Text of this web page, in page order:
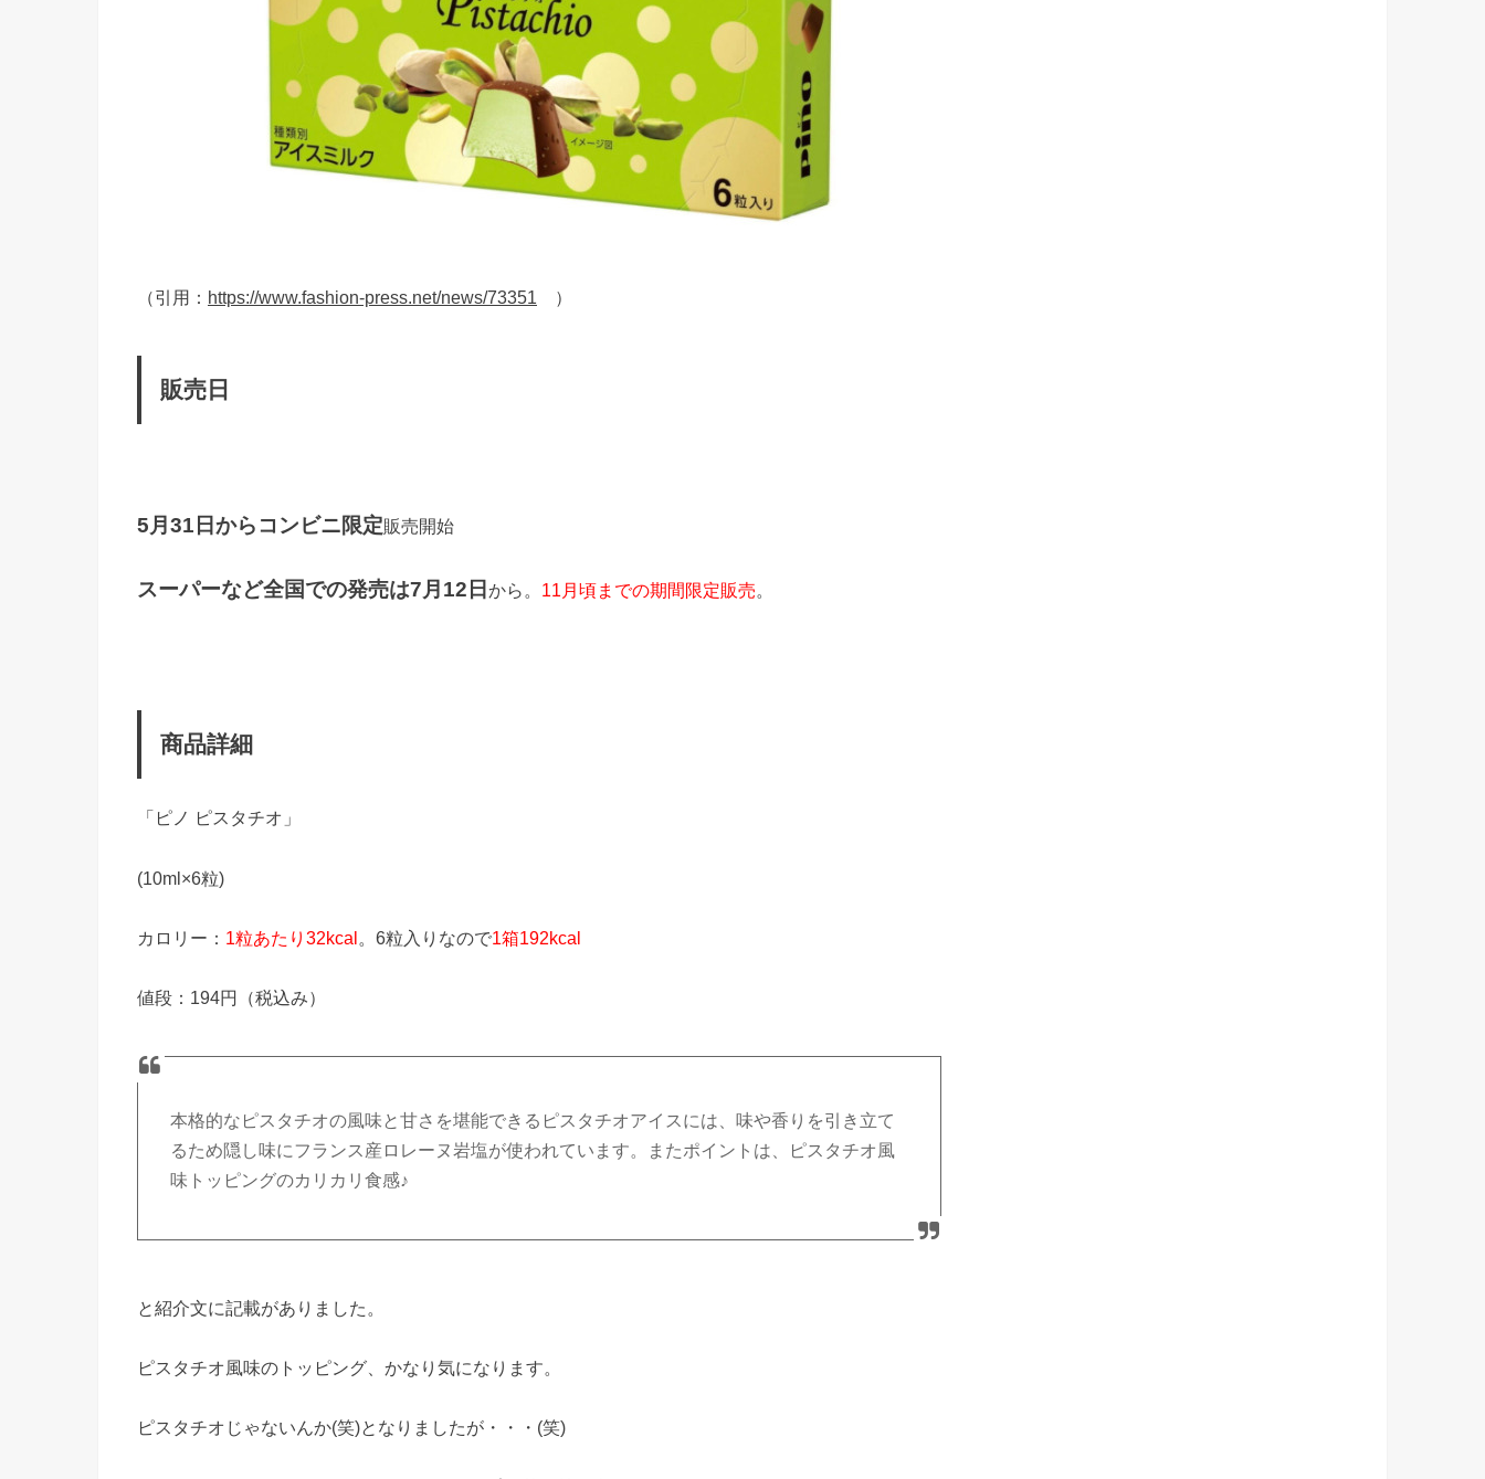
（引用： https://www.fashion-press.net/news/73351 ）
販売日
5月31日からコンビニ限定販売開始
スーパーなど全国での発売は7月12日 から。 11月頃までの期間限定販売。
商品詳細
「ピノ ピスタチオ」
(10ml×6粒)
カロリー： 1粒あたり32kcal。6粒入りなので1箱192kcal
値段：194円（税込み）
本格的なピスタチオの風味と甘さを堪能できるピスタチオアイスには、味や香りを引き立て
るため隠し味にフランス産ロレーヌ岩塩が使われています。またポイントは、ピスタチオ風
味トッピングのカリカリ食感♪
と紹介文に記載がありました。
ピスタチオ風味のトッピング、かなり気になります。
ピスタチオじゃないんか(笑)となりましたが・・・(笑)